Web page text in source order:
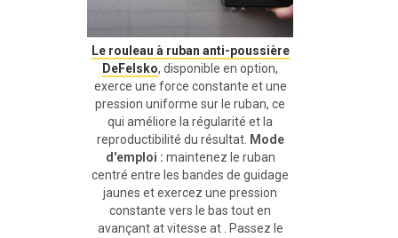
Le rouleau à ruban anti-poussière
DeFelsko, disponible en option,
exerce une force constante et une
pression uniforme sur le ruban, ce
qui améliore la régularité et la
reproductibilité du résultat. Mode
d'emploi : maintenez le ruban
centré entre les bandes de guidage
jaunes et exercez une pression
constante vers le bas tout en
avançant at vitesse at . Passez le